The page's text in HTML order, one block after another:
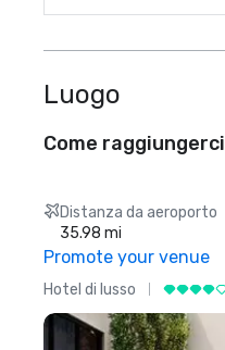
Luogo
Come raggiungerci
Distanza da aeroporto
35.98 mi
Promote your venue
Hotel di lusso